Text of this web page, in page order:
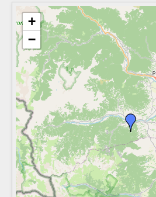
+
−